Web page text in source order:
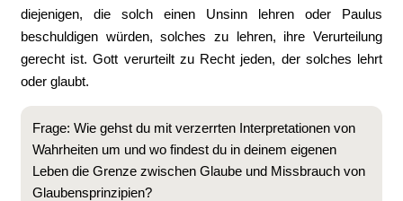
diejenigen, die solch einen Unsinn lehren oder Paulus
beschuldigen würden, solches zu lehren, ihre Verurteilung
gerecht ist. Gott verurteilt zu Recht jeden, der solches lehrt
oder glaubt.
Frage: Wie gehst du mit verzerrten Interpretationen von
Wahrheiten um und wo findest du in deinem eigenen
Leben die Grenze zwischen Glaube und Missbrauch von
Glaubensprinzipien?